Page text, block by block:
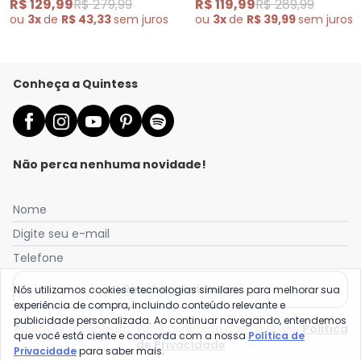
R$ 129,99R$ 279,99
ou 3xde R$ 43,33sem juros
R$ 119,99R$ 289,99
ou 3xde R$ 39,99sem juros
Conheça a Quintess
Não perca nenhuma novidade!
Nome
Digite seu e-mail
Telefone
Receber novidades
Ao enviar o cadastro, você concorda com a nossa Política
de Privacidade
Nós utilizamos cookies e tecnologias similares para melhorar sua
experiência de compra, incluindo conteúdo relevante e
publicidade personalizada. Ao continuar navegando, entendemos
que você está ciente e concorda com a nossa Política de
Privacidadepara saber mais.